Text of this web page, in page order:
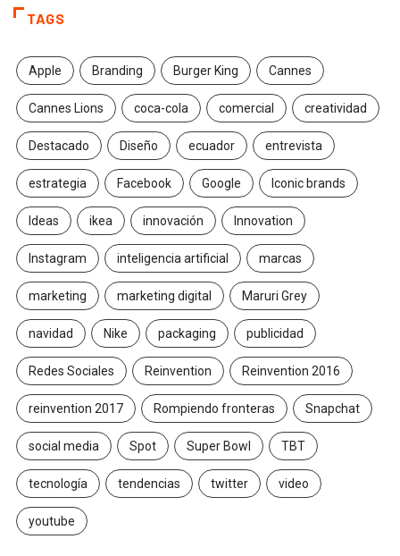
TAGS
Apple Branding Burger King Cannes
Cannes Lions coca-cola comercial creatividad
Destacado Diseño ecuador entrevista
estrategia Facebook Google Iconic brands
Ideas ikea innovación Innovation
Instagram inteligencia artificial marcas
marketing marketing digital Maruri Grey
navidad Nike packaging publicidad
Redes Sociales Reinvention Reinvention 2016
reinvention 2017 Rompiendo fronteras Snapchat
social media Spot Super Bowl TBT
tecnología tendencias twitter video
youtube